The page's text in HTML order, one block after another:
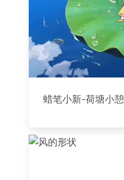
蜡笔小新-荷塘小憩